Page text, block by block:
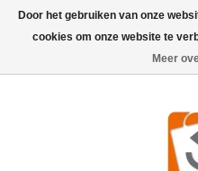
Door het gebruiken van onze
cookies om onze website te
Meer